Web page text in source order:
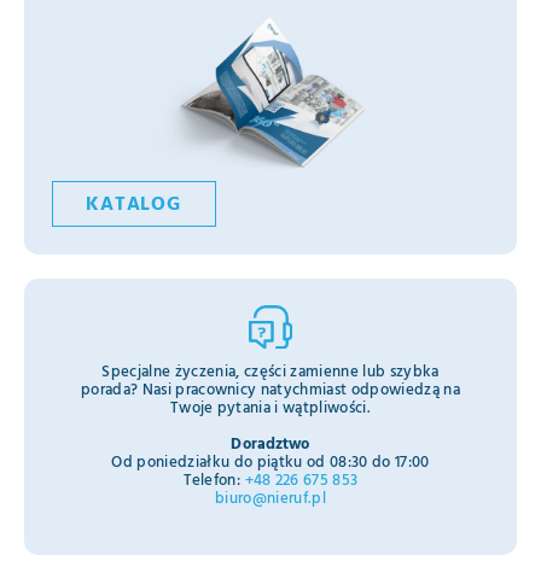
KATALOG
Specjalne życzenia, części zamienne lub szybka
porada? Nasi pracownicy natychmiast odpowiedzą na
Twoje pytania i wątpliwości.
Doradztwo
Od poniedziałku do piątku od 08:30 do 17:00
Telefon:+48 226 675 853
biuro@nieruf.pl